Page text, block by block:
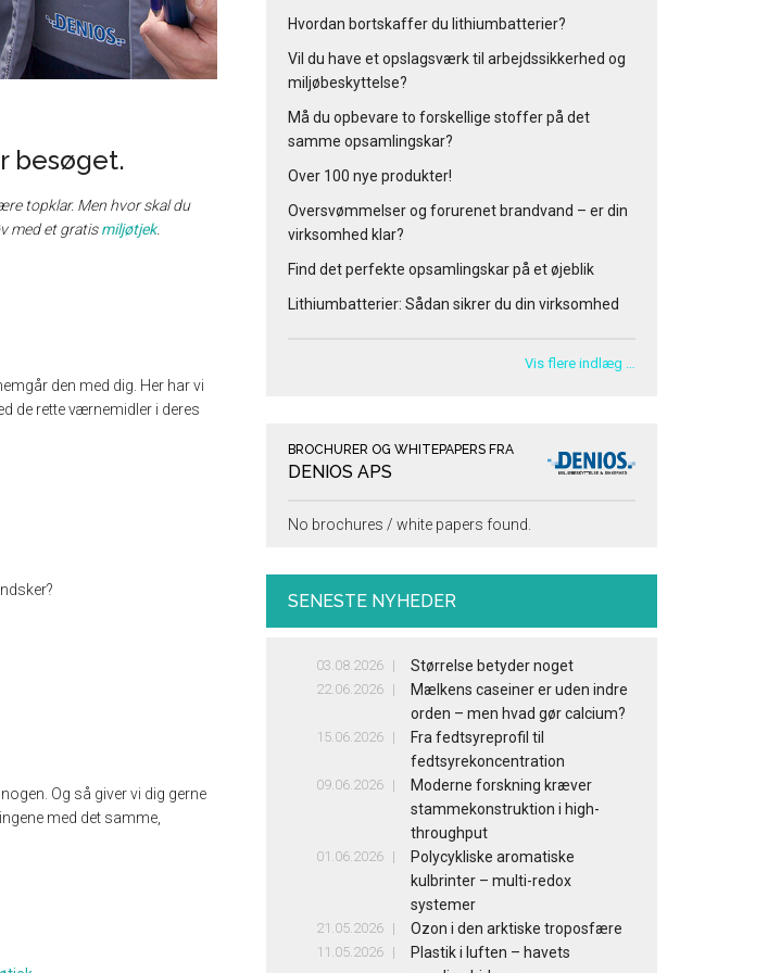
besøget.
topklar. Men hvor skal du
med et gratismiljøtjek.
den med dig. Her har vi
de rette værnemidler i deres
Og så giver vi dig gerne
med det samme,
Hvordan bortskaffer du lithiumbatterier?
Vil du have et opslagsværk til arbejdssikkerhed og
miljøbeskyttelse?
Må du opbevare to forskellige stoffer på det
samme opsamlingskar?
Over 100 nye produkter!
Oversvømmelser og forurenet brandvand – er din
virksomhed klar?
Find det perfekte opsamlingskar på et øjeblik
Lithiumbatterier: Sådan sikrer du din virksomhed
Vis flere indlæg …
BROCHURER OG WHITEPAPERS FRA
DENIOS APS
No brochures / white papers found.
SENESTE NYHEDER
03.08.2026 Størrelse betyder noget
22.06.2026
Mælkens caseiner er uden indre
orden – men hvad gør calcium?
15.06.2026
Fra fedtsyreprofil til
fedtsyrekoncentration
09.06.2026
Moderne forskning kræver
stammekonstruktion i high-
throughput
01.06.2026
Polycykliske aromatiske
kulbrinter – multi-redox
systemer
21.05.2026 Ozon i den arktiske troposfære
11.05.2026
Plastik i luften – havets